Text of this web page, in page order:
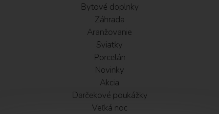
Bytové doplnky
Záhrada
Aranžovanie
Sviatky
Porcelán
Novinky
Akcia
Darčekové poukážky
Veľká noc